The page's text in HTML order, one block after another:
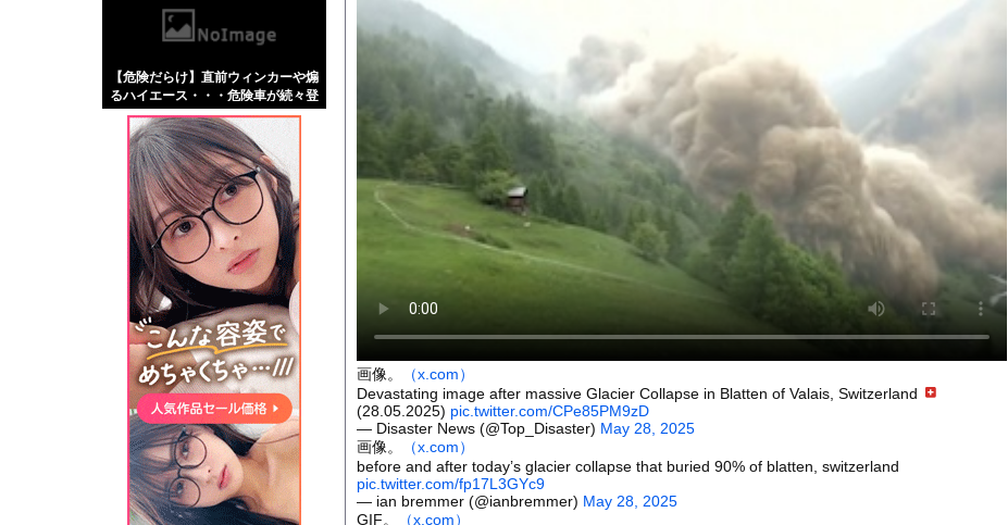
【危険だらけ】直前ウィンカーや煽
るハイエース・・・危険車が続々登
場！
【中国】男の子が爆竹に点火 マンホールが爆発しふた吹き飛ぶ
【画像】伊藤舞雪とかいうＡＶ女優ｗｗｗｗｗｗｗｗｗｗw
【緊急】肛門にスティックのり入れたけど出てこないの！！
【動画】自動ドアの仕組みを理解した富山のツバメが賢い。
Powered by livedoor 相互RSS
1000mgが管理しています。 RSS設定 更新順130件まで。それ以降の古いものは表
示されません。
画像。
（x.com）
Devastating image after massive Glacier Collapse in Blatten of Valais, Switzerland
(28.05.2025) pic.twitter.com/CPe85PM9zD
— Disaster News (@Top_Disaster) May 28, 2025
画像。
（x.com）
before and after today’s glacier collapse that buried 90% of blatten, switzerland
pic.twitter.com/fp17L3GYc9
— ian bremmer (@ianbremmer) May 28, 2025
GIF。
（x.com）